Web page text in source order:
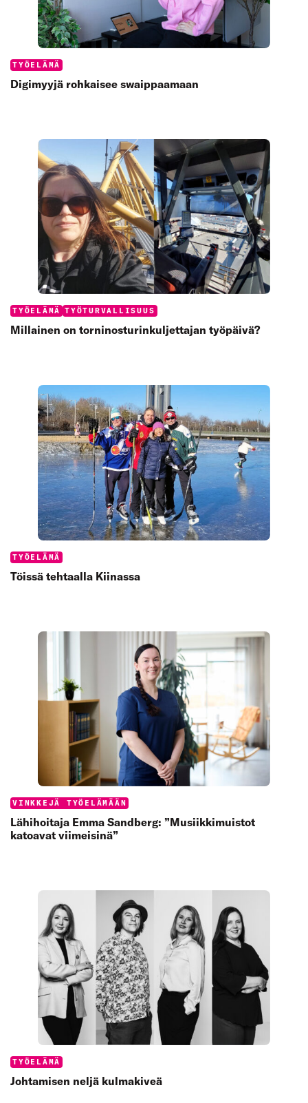
Categories:
TYÖELÄMÄ
Digimyyjä rohkaisee swaippaamaan
Categories:
TYÖELÄMÄ TYÖTURVALLISUUS
Millainen on torninosturinkuljettajan työpäivä?
Categories:
TYÖELÄMÄ
Töissä tehtaalla Kiinassa
Categories:
VINKKEJÄ TYÖELÄMÄÄN
Lähihoitaja Emma Sandberg: ”Musiikkimuistot
katoavat viimeisinä”
Categories:
TYÖELÄMÄ
Johtamisen neljä kulmakiveä